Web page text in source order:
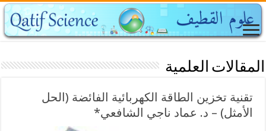
المقالات العلمية
تقنية تخزين الطاقة الكهربائية الفائضة (الحل
الأمثل) – د. عماد ناجي الشافعي*